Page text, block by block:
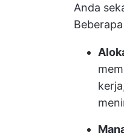
Anda